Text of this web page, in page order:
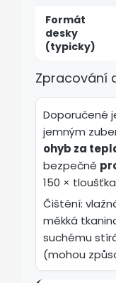
Formát
desky
(typicky)
Zpracování
Doporučené
jemným
ohyb za
bezpečně
150 ×
Čištění:
měkká
suchému
(mohou